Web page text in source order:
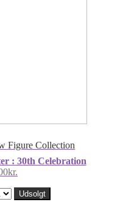
Figure Collection
: 30th Celebration
kr.
Udsolgt